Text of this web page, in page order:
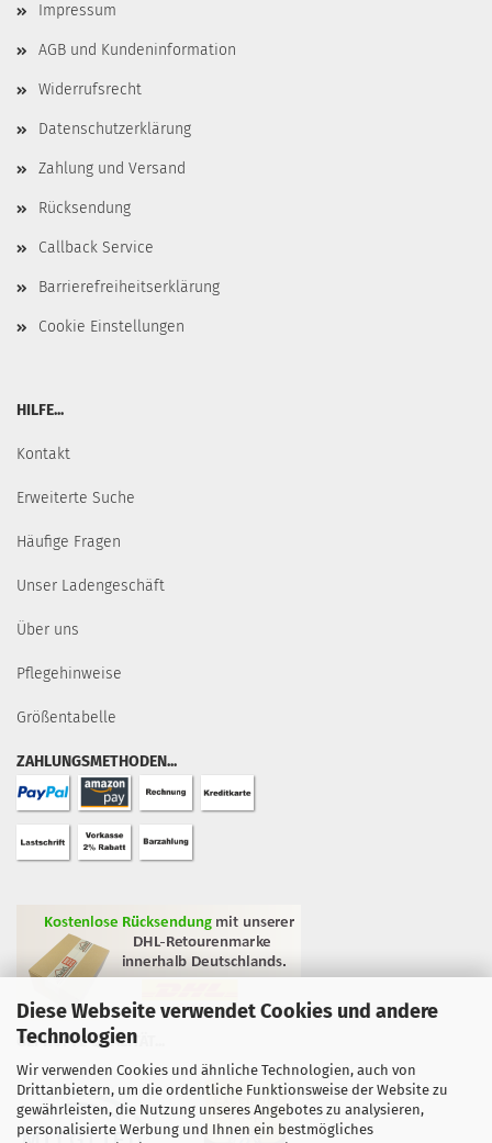
Diese Webseite verwendet Cookies und andere
Technologien
Wir verwenden Cookies und ähnliche Technologien, auch von
Drittanbietern, um die ordentliche Funktionsweise der Website zu
gewährleisten, die Nutzung unseres Angebotes zu analysieren,
personalisierte Werbung und Ihnen ein bestmögliches
Impressum
AGB und Kundeninformation
Widerrufsrecht
Datenschutzerklärung
Zahlung und Versand
Rücksendung
Callback Service
Barrierefreiheitserklärung
Cookie Einstellungen
HILFE...
Kontakt
Erweiterte Suche
Häufige Fragen
Unser Ladengeschäft
Über uns
Pflegehinweise
Größentabelle
ZAHLUNGSMETHODEN...
GEPRÜFTE QUALITÄT...